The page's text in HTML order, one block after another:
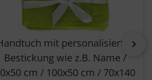
mit personalisierter
Bestickung wie z.B. Name /
cm / 100x50 cm / 70x140